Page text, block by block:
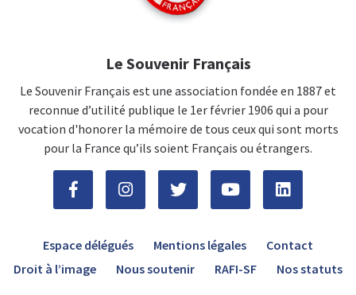
Le Souvenir Français
Le Souvenir Français est une association fondée en 1887 et
reconnue d’utilité publique le 1er février 1906 qui a pour
vocation d'honorer la mémoire de tous ceux qui sont morts
pour la France qu’ils soient Français ou étrangers.
Espace délégués Mentions légales
Contact
Droit à l’image
Nous soutenir RAFI-SF Nos statuts